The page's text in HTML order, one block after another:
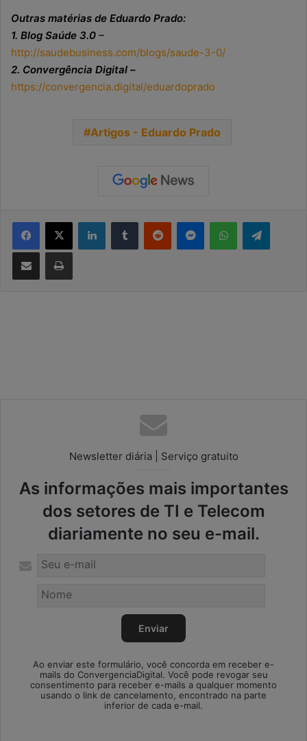
Outras matérias de Eduardo Prado:
1. Blog Saúde 3.0 –
http://saudebusiness.com/blogs/saude-3-0/
2. Convergência Digital –
https://convergencia.digital/eduardoprado
Artigos - Eduardo Prado
Newsletter diária | Serviço gratuito
As informações mais importantes
dos setores de TI e Telecom
diariamente no seu e-mail.
Ao enviar este formulário, você concorda em receber e-
mails do ConvergenciaDigital. Você pode revogar seu
consentimento para receber e-mails a qualquer momento
usando o link de cancelamento, encontrado na parte
inferior de cada e-mail.